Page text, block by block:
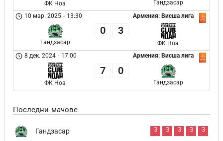
ФК Ноа
Гандзасар
Армения: Висша лига
10 мар. 2025 - 13:30
Гандзасар
0 3
ФК Ноа
Армения: Висша лига
8 дек. 2024 - 17:00
ФК Ноа
7 0
Гандзасар
Последни мачове
Гандзасар З З З З З